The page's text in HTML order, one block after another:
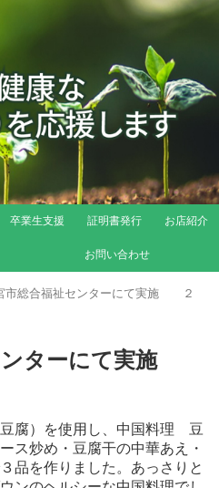
卒業生支援 証明書発行 お店紹介
お問い合わせ
市総合福祉センターにて実施 ２
ンターにて実施
腐）を使用し、中国料理 豆
ス炒め・豆腐干の中華あえ・
品を作りました。あっさりと